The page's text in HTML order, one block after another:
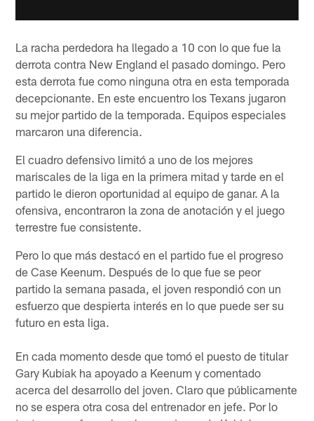
La racha perdedora ha llegado a 10 con lo que fue la
derrota contra New England el pasado domingo. Pero
esta derrota fue como ninguna otra en esta temporada
decepcionante. En este encuentro los Texans jugaron
su mejor partido de la temporada. Equipos especiales
marcaron una diferencia.
El cuadro defensivo limitó a uno de los mejores
mariscales de la liga en la primera mitad y tarde en el
partido le dieron oportunidad al equipo de ganar. A la
ofensiva, encontraron la zona de anotación y el juego
terrestre fue consistente.
Pero lo que más destacó en el partido fue el progreso
de Case Keenum. Después de lo que fue se peor
partido la semana pasada, el joven respondió con un
esfuerzo que despierta interés en lo que puede ser su
futuro en esta liga.
En cada momento desde que tomó el puesto de titular
Gary Kubiak ha apoyado a Keenum y comentado
acerca del desarrollo del joven. Claro que públicamente
no se espera otra cosa del entrenador en jefe. Por lo